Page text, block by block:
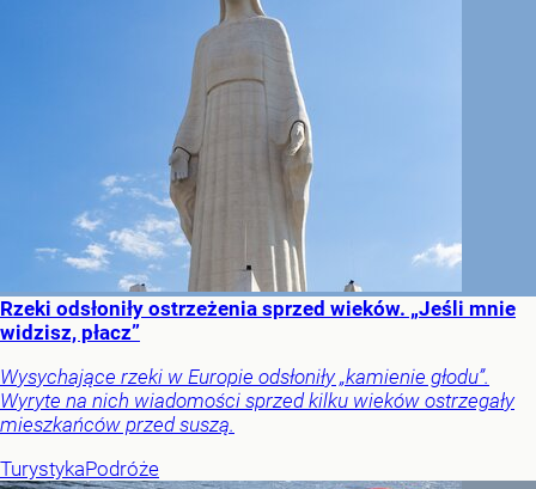
Rzeki odsłoniły ostrzeżenia sprzed wieków. „Jeśli mnie
widzisz, płacz”
Wysychające rzeki w Europie odsłoniły „kamienie głodu”.
Wyryte na nich wiadomości sprzed kilku wieków ostrzegały
mieszkańców przed suszą.
TurystykaPodróże